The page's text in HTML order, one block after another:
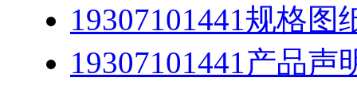
19307101441规格图
19307101441产品声